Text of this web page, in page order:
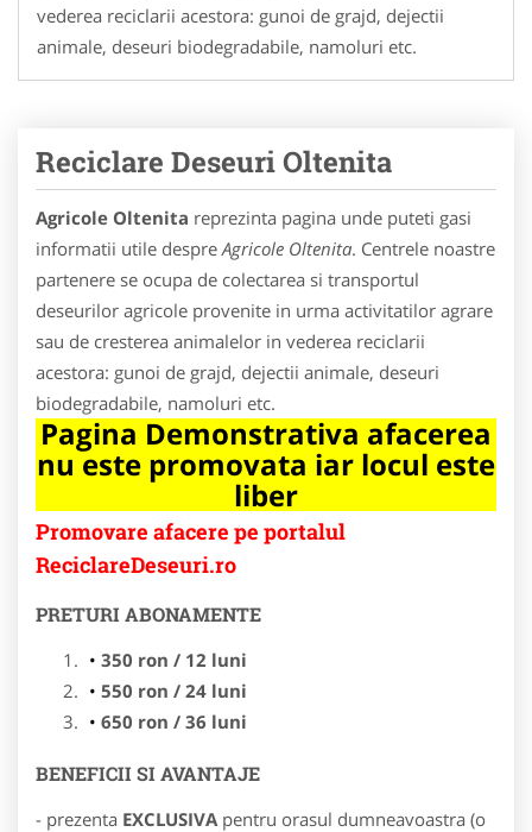
vederea reciclarii acestora: gunoi de grajd, dejectii
animale, deseuri biodegradabile, namoluri etc.
Reciclare Deseuri Oltenita
Agricole Oltenita reprezinta pagina unde puteti gasi
informatii utile despre Agricole Oltenita. Centrele noastre
partenere se ocupa de colectarea si transportul
deseurilor agricole provenite in urma activitatilor agrare
sau de cresterea animalelor in vederea reciclarii
acestora: gunoi de grajd, dejectii animale, deseuri
biodegradabile, namoluri etc.
Pagina Demonstrativa afacerea
nu este promovata iar locul este
liber
Promovare afacere pe portalul
ReciclareDeseuri.ro
PRETURI ABONAMENTE
350 ron / 12 luni
550 ron / 24 luni
650 ron / 36 luni
BENEFICII SI AVANTAJE
- prezenta EXCLUSIVA pentru orasul dumneavoastra (o